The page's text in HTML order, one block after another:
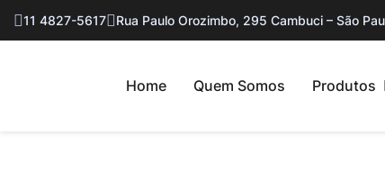
11 4827-5617 Rua Paulo Orozimbo, 295 Cambuci – São
Home Quem Somos Produtos